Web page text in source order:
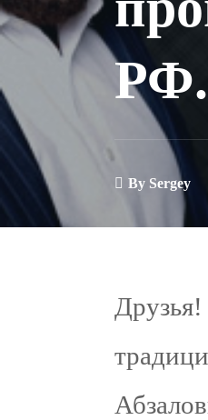
РФ.
By Sergey